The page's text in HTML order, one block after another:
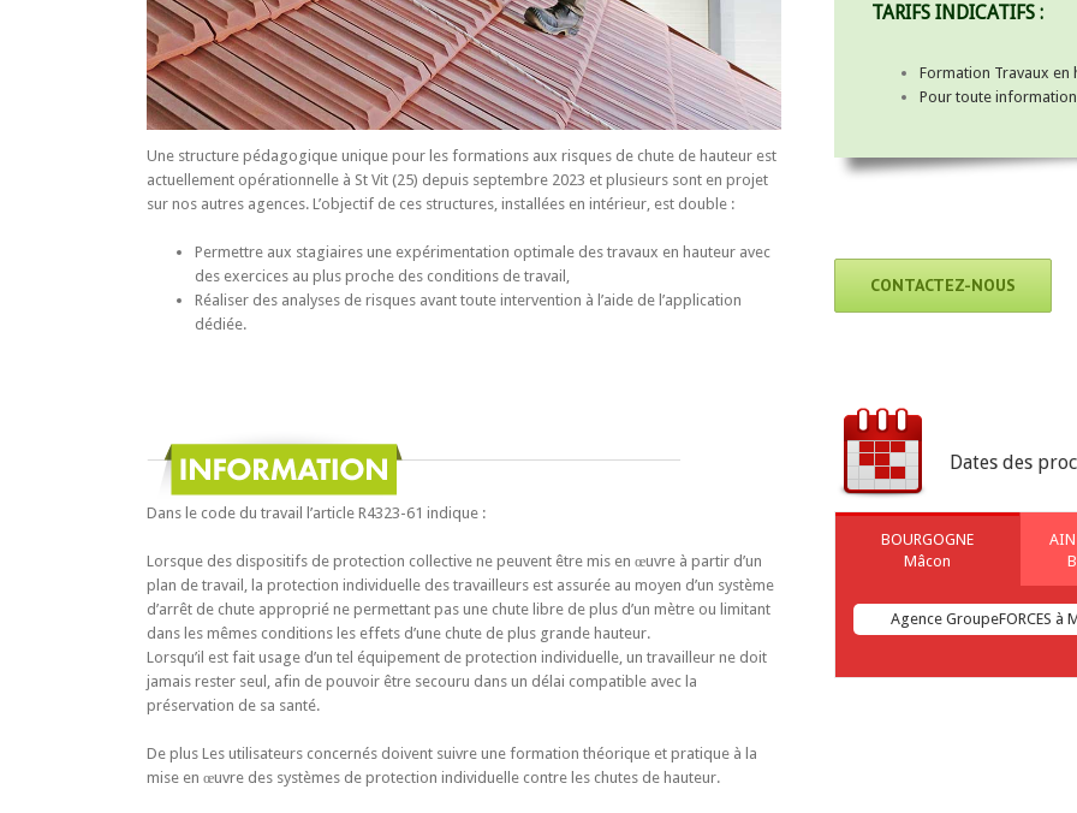
Une structure pédagogique unique pour les formations aux risques de chute de hauteur est
actuellement opérationnelle à St Vit (25) depuis septembre 2023 et plusieurs sont en projet
sur nos autres agences. L’objectif de ces structures, installées en intérieur, est double :
Permettre aux stagiaires une expérimentation optimale des travaux en hauteur avec
des exercices au plus proche des conditions de travail,
Réaliser des analyses de risques avant toute intervention à l’aide de l’application
dédiée.
TARIFS INDICATIFS :
Formation Travaux en
Pour toute
CONTACTEZ-NOUS
Dans le code du travail l’article R4323-61 indique :
Lorsque des dispositifs de protection collective ne peuvent être mis en œuvre à partir d’un
plan de travail, la protection individuelle des travailleurs est assurée au moyen d’un système
d’arrêt de chute approprié ne permettant pas une chute libre de plus d’un mètre ou limitant
dans les mêmes conditions les effets d’une chute de plus grande hauteur.
Lorsqu’il est fait usage d’un tel équipement de protection individuelle, un travailleur ne doit
jamais rester seul, afin de pouvoir être secouru dans un délai compatible avec la
préservation de sa santé.
De plus Les utilisateurs concernés doivent suivre une formation théorique et pratique à la
mise en œuvre des systèmes de protection individuelle contre les chutes de hauteur.
Dates des
BOURGOGNE
Mâcon
AIN
Agence GroupeFORCES à